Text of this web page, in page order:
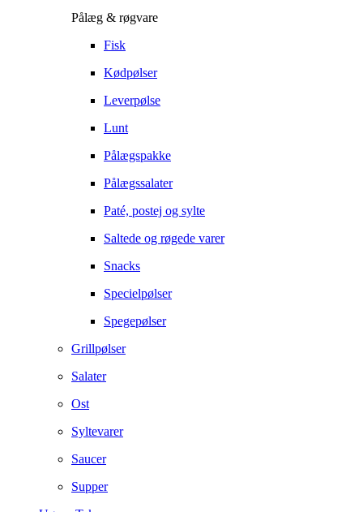
Pålæg & røgvare
Fisk
Kødpølser
Leverpølse
Lunt
Pålægspakke
Pålægssalater
Paté, postej og sylte
Saltede og røgede varer
Snacks
Specielpølser
Spegepølser
Grillpølser
Salater
Ost
Syltevarer
Saucer
Supper